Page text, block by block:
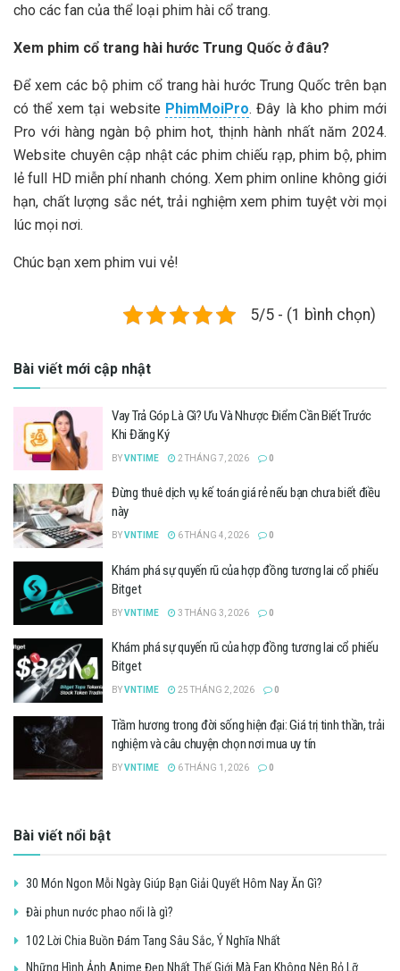
cho các fan của thể loại phim hài cổ trang.
Xem phim cổ trang hài hước Trung Quốc ở đâu?
Để xem các bộ phim cổ trang hài hước Trung Quốc trên bạn
có thể xem tại website PhimMoiPro. Đây là kho phim mới
Pro với hàng ngàn bộ phim hot, thịnh hành nhất năm 2024.
Website chuyên cập nhật các phim chiếu rạp, phim bộ, phim
lẻ full HD miễn phí nhanh chóng. Xem phim online không giới
hạn, chất lượng sắc nét, trải nghiệm xem phim tuyệt vời mọi
lúc mọi nơi.
Chúc bạn xem phim vui vẻ!
5/5 - (1 bình chọn)
Bài viết mới cập nhật
Vay Trả Góp Là Gì? Ưu Và Nhược Điểm Cần Biết Trước
Khi Đăng Ký
BYVNTIME 2 THÁNG 7, 2026 0
Đừng thuê dịch vụ kế toán giá rẻ nếu bạn chưa biết điều
này
BYVNTIME 6 THÁNG 4, 2026 0
Khám phá sự quyến rũ của hợp đồng tương lai cổ phiếu
Bitget
BYVNTIME 3 THÁNG 3, 2026 0
Khám phá sự quyến rũ của hợp đồng tương lai cổ phiếu
Bitget
BYVNTIME 25 THÁNG 2, 2026 0
Trầm hương trong đời sống hiện đại: Giá trị tinh thần, trải
nghiệm và câu chuyện chọn nơi mua uy tín
BYVNTIME 6 THÁNG 1, 2026 0
Bài viết nổi bật
30 Món Ngon Mỗi Ngày Giúp Bạn Giải Quyết Hôm Nay Ăn Gì?
Đài phun nước phao nổi là gì?
102 Lời Chia Buồn Đám Tang Sâu Sắc, Ý Nghĩa Nhất
Những Hình Ảnh Anime Đẹp Nhất Thế Giới Mà Fan Không Nên Bỏ Lỡ